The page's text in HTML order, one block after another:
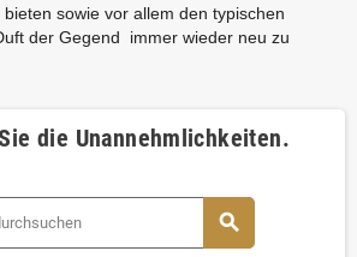
sowie vor allem den typischen
der Gegend immer wieder neu zu
die Unannehmlichkeiten.
search